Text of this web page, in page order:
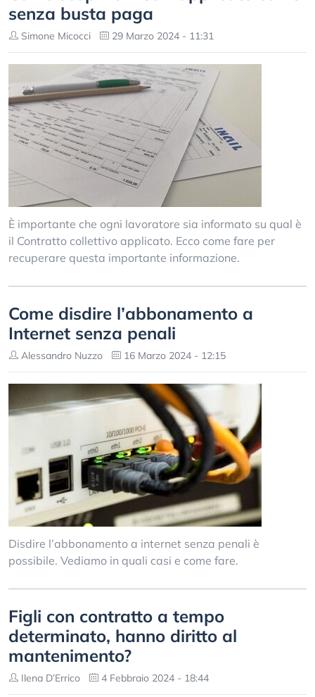
senza busta paga
Simone Micocci 29 Marzo 2024 - 11:31
È importante che ogni lavoratore sia informato su qual è
il Contratto collettivo applicato. Ecco come fare per
recuperare questa importante informazione.
Come disdire l’abbonamento a
Internet senza penali
Alessandro Nuzzo 16 Marzo 2024 - 12:15
Disdire l’abbonamento a internet senza penali è
possibile. Vediamo in quali casi e come fare.
Figli con contratto a tempo
determinato, hanno diritto al
mantenimento?
Ilena D’Errico 4 Febbraio 2024 - 18:44